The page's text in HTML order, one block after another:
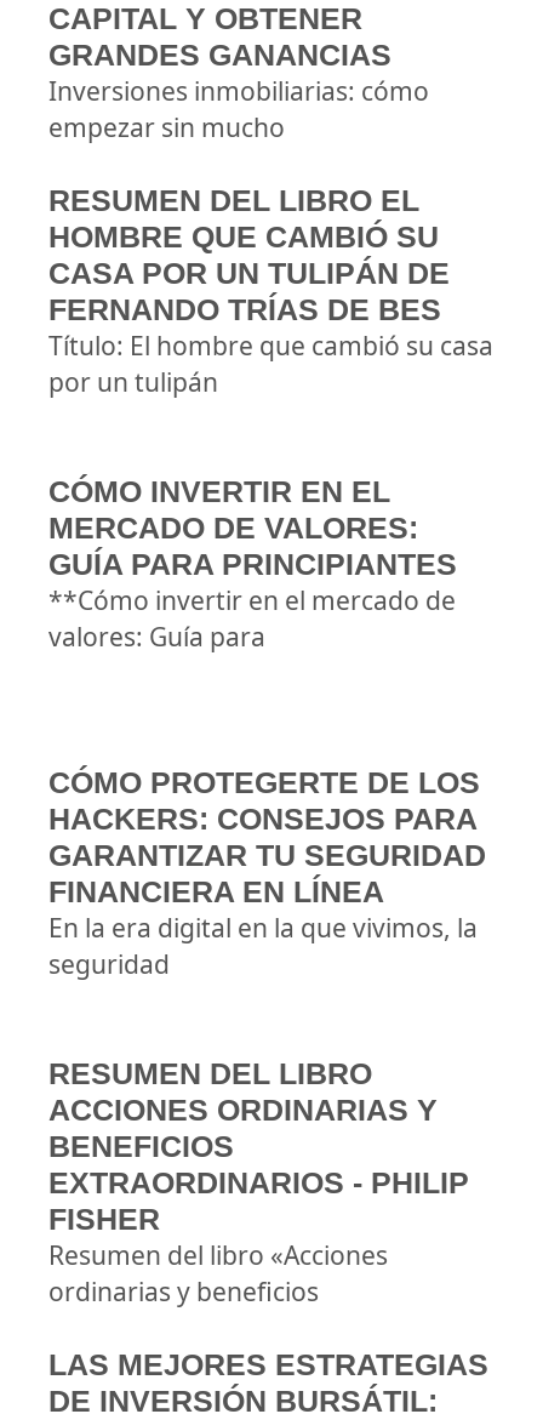
CAPITAL Y OBTENER
GRANDES GANANCIAS
Inversiones inmobiliarias: cómo
empezar sin mucho
RESUMEN DEL LIBRO EL
HOMBRE QUE CAMBIÓ SU
CASA POR UN TULIPÁN DE
FERNANDO TRÍAS DE BES
Título: El hombre que cambió su casa
por un tulipán
CÓMO INVERTIR EN EL
MERCADO DE VALORES:
GUÍA PARA PRINCIPIANTES
**Cómo invertir en el mercado de
valores: Guía para
CÓMO PROTEGERTE DE LOS
HACKERS: CONSEJOS PARA
GARANTIZAR TU SEGURIDAD
FINANCIERA EN LÍNEA
En la era digital en la que vivimos, la
seguridad
RESUMEN DEL LIBRO
ACCIONES ORDINARIAS Y
BENEFICIOS
EXTRAORDINARIOS - PHILIP
FISHER
Resumen del libro «Acciones
ordinarias y beneficios
LAS MEJORES ESTRATEGIAS
DE INVERSIÓN BURSÁTIL: